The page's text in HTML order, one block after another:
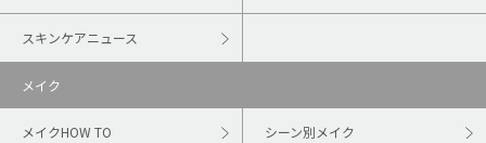
スキンケアニュース
メイク
メイクHOW TO シーン別メイク